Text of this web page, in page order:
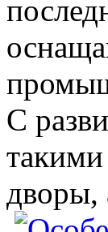
С
дворы,